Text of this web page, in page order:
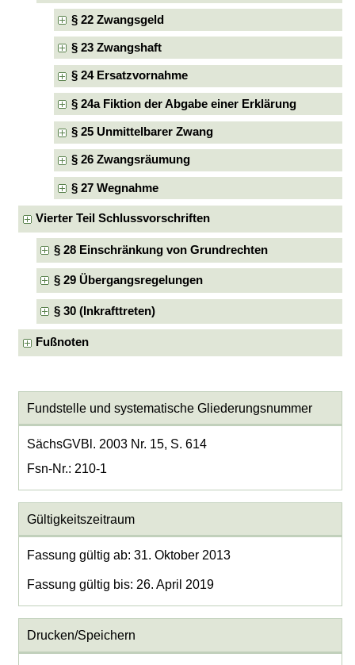
§ 22 Zwangsgeld
§ 23 Zwangshaft
§ 24 Ersatzvornahme
§ 24a Fiktion der Abgabe einer Erklärung
§ 25 Unmittelbarer Zwang
§ 26 Zwangsräumung
§ 27 Wegnahme
Vierter Teil Schlussvorschriften
§ 28 Einschränkung von Grundrechten
§ 29 Übergangsregelungen
§ 30 (Inkrafttreten)
Fußnoten
Fundstelle und systematische Gliederungsnummer
SächsGVBl. 2003 Nr. 15, S. 614
Fsn-Nr.: 210-1
Gültigkeitszeitraum
Fassung gültig ab: 31. Oktober 2013
Fassung gültig bis: 26. April 2019
Drucken/Speichern